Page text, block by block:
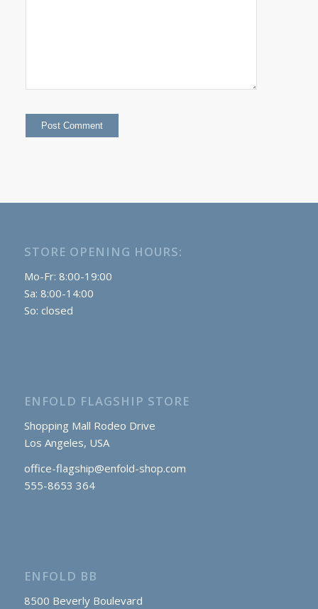
STORE OPENING HOURS:
Mo-Fr: 8:00-19:00
Sa: 8:00-14:00
So: closed
ENFOLD FLAGSHIP STORE
Shopping Mall Rodeo Drive
Los Angeles, USA
office-flagship@enfold-shop.com
555-8653 364
ENFOLD BB
8500 Beverly Boulevard